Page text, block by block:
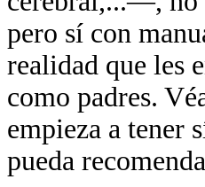
pero sí con
realidad que les
como padres.
empieza a tener
pueda